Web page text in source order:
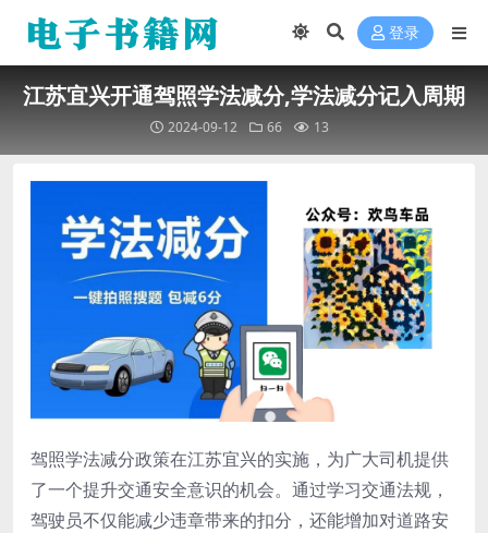
登录
江苏宜兴开通驾照学法减分,学法减分记入周期
2024-09-12 66 13
驾照学法减分政策在江苏宜兴的实施，为广大司机提供
了一个提升交通安全意识的机会。通过学习交通法规，
驾驶员不仅能减少违章带来的扣分，还能增加对道路安